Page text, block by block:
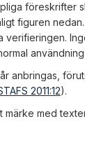
föreskrifter
figuren
verifieringen.
anbringas,
2011:12).
med texten